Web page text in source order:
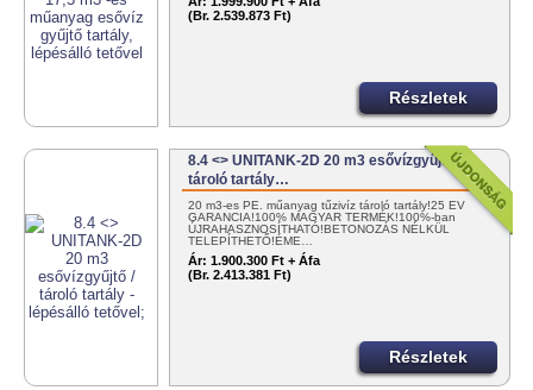
(Br. 2.539.873 Ft)
Részletek
8.4 <> UNITANK-2D 20 m3 esővízgyűjtő /
tároló tartály…
20 m3-es PE. műanyag tűzivíz tároló tartály!25 ÉV
GARANCIA!100% MAGYAR TERMÉK!100%-ban
ÚJRAHASZNOSÍTHATÓ!BETONOZÁS NÉLKÜL
TELEPÍTHETŐ!ÉME…
Ár: 1.900.300 Ft + Áfa
(Br. 2.413.381 Ft)
Részletek